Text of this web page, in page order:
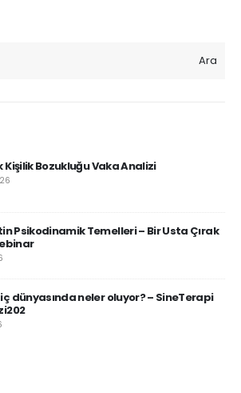
Ara
Kişilik Bozukluğu Vaka Analizi
Psikodinamik Temelleri – Bir Usta Çırak
iç dünyasında neler oluyor? – SineTerapi